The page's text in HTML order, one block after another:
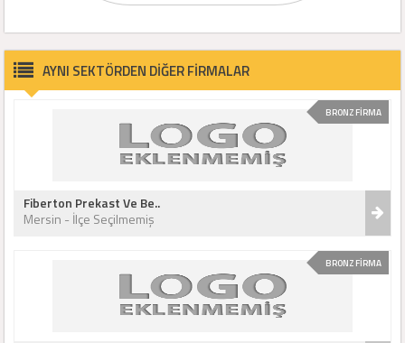
AYNI SEKTÖRDEN DİĞER FİRMALAR
BRONZ FİRMA
Fiberton Prekast Ve Be..
Mersin - İlçe Seçilmemiş
BRONZ FİRMA